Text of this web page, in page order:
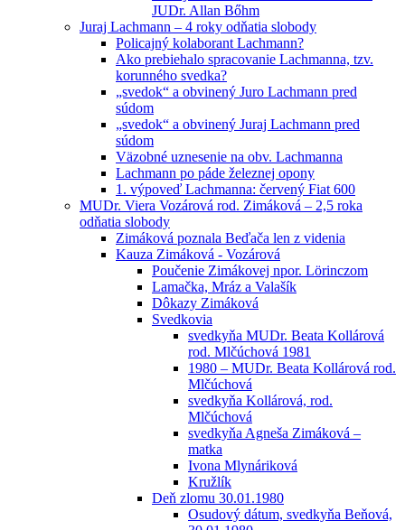
JUDr. Allan Bőhm
Juraj Lachmann – 4 roky odňatia slobody
Policajný kolaborant Lachmann?
Ako prebiehalo spracovanie Lachmanna, tzv.
korunného svedka?
„svedok“ a obvinený Juro Lachmann pred
súdom
„svedok“ a obvinený Juraj Lachmann pred
súdom
Väzobné uznesenie na obv. Lachmanna
Lachmann po páde železnej opony
1. výpoveď Lachmanna: červený Fiat 600
MUDr. Viera Vozárová rod. Zimáková – 2,5 roka
odňatia slobody
Zimáková poznala Beďača len z videnia
Kauza Zimáková - Vozárová
Poučenie Zimákovej npor. Lörinczom
Lamačka, Mráz a Valašík
Dôkazy Zimáková
Svedkovia
svedkyňa MUDr. Beata Kollárová
rod. Mlčúchová 1981
1980 – MUDr. Beata Kollárová rod.
Mlčúchová
svedkyňa Kollárová, rod.
Mlčúchová
svedkyňa Agneša Zimáková –
matka
Ivona Mlynáriková
Kružlík
Deň zlomu 30.01.1980
Osudový dátum, svedkyňa Beňová,